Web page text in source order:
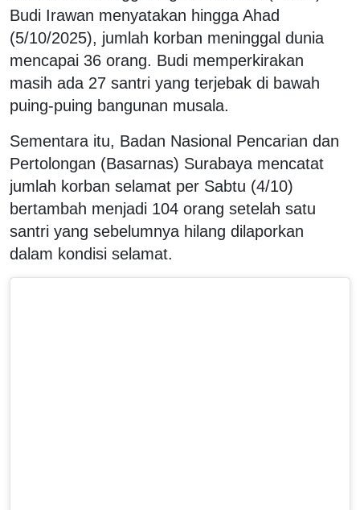
Budi Irawan menyatakan hingga Ahad
(5/10/2025), jumlah korban meninggal dunia
mencapai 36 orang. Budi memperkirakan
masih ada 27 santri yang terjebak di bawah
puing-puing bangunan musala.
Sementara itu, Badan Nasional Pencarian dan
Pertolongan (Basarnas) Surabaya mencatat
jumlah korban selamat per Sabtu (4/10)
bertambah menjadi 104 orang setelah satu
santri yang sebelumnya hilang dilaporkan
dalam kondisi selamat.